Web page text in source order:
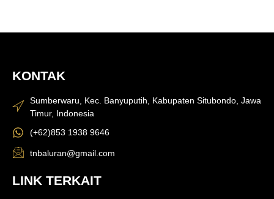
KONTAK
Sumberwaru, Kec. Banyuputih, Kabupaten Situbondo, Jawa
Timur, Indonesia
(+62)853 1938 9646
tnbaluran@gmail.com
LINK TERKAIT